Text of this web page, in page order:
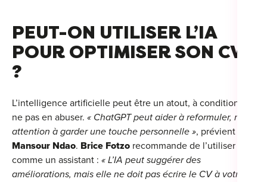
PEUT-ON UTILISER L’IA
POUR OPTIMISER SON CV
?
L’intelligence artificielle peut être un atout, à condition de
ne pas en abuser. « ChatGPT peut aider à reformuler, mais
attention à garder une touche personnelle », prévient
Mansour Ndao. Brice Fotzo recommande de l’utiliser
comme un assistant : « L’IA peut suggérer des
améliorations, mais elle ne doit pas écrire le CV à votre